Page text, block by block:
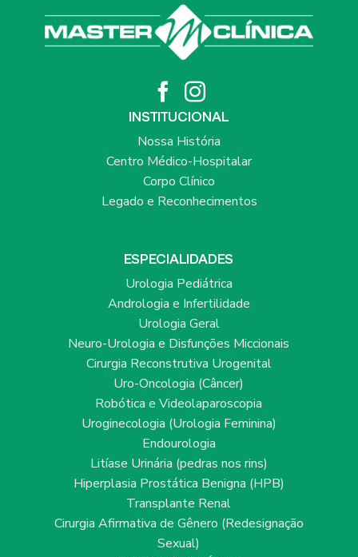
INSTITUCIONAL
Nossa História
Centro Médico-Hospitalar
Corpo Clínico
Legado e Reconhecimentos
ESPECIALIDADES
Urologia Pediátrica
Andrologia e Infertilidade
Urologia Geral
Neuro-Urologia e Disfunções Miccionais
Cirurgia Reconstrutiva Urogenital
Uro-Oncologia (Câncer)
Robótica e Videolaparoscopia
Uroginecologia (Urologia Feminina)
Endourologia
Litíase Urinária (pedras nos rins)
Hiperplasia Prostática Benigna (HPB)
Transplante Renal
Cirurgia Afirmativa de Gênero (Redesignação
Sexual)